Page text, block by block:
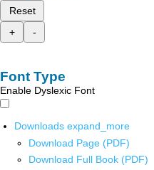
Reset
+
-
Font Type
Enable Dyslexic Font
Downloads expand_more
Download Page (PDF)
Download Full Book (PDF)